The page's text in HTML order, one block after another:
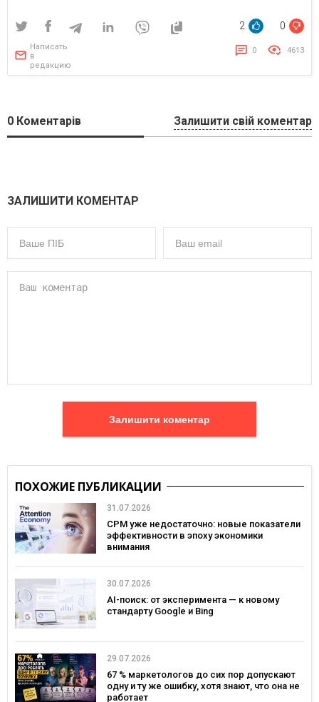
2 0
Написать
в
редакцию
0 4613
0 Коментарів Залишити свій коментар
ЗАЛИШИТИ КОМЕНТАР
Залишити коментар
ПОХОЖИЕ ПУБЛИКАЦИИ
31.07.2026
CPM уже недостаточно: новые показатели
эффективности в эпоху экономики
внимания
30.07.2026
AI-поиск: от эксперимента — к новому
стандарту Google и Bing
29.07.2026
67 % маркетологов до сих пор допускают
одну и ту же ошибку, хотя знают, что она не
работает